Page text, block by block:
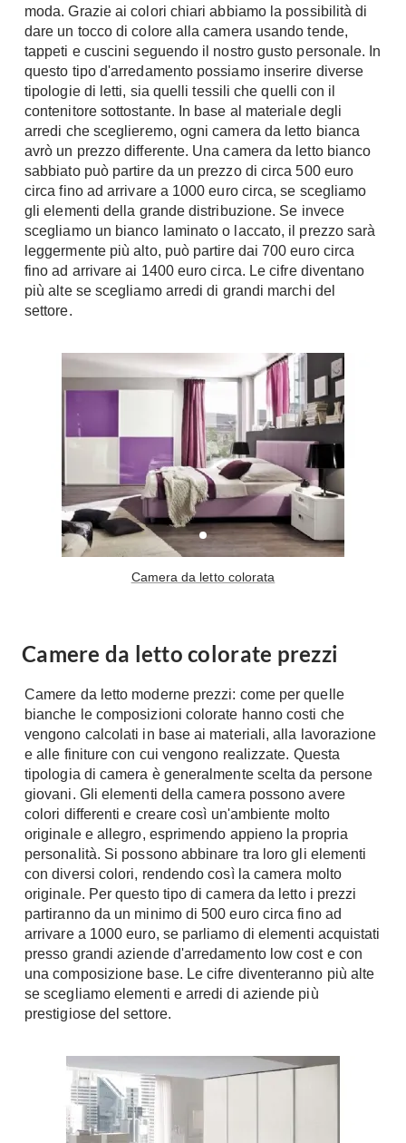
Armadi ante
Scorrevoli
Cabine Armadio
Armadi su misura
Armadi Angolo
I consigli sugli armadi
Camerette
Camerette Ragazzi
Camerette Bambini
Letti a Castello
Per Neonati
Materassi
Lattice
Memory Foam
Reti Letto
Cuscini
Consigli materassi
Bagno
Idromassaggio
Rubinetteria
Vasche da Bagno
Giardino
Arredo giardino
Tende da sole
Gazebo
Blindate
Porte Interne
Porte Scorrevoli
Portoni
Maniglie
Finestre
Finestre Pvc
Finestre Alluminio
Finestre Legno
Persiane
Scale Interni
Ringhiere
Rivestimenti
Ceramica
Cotto
Resina
Parquet
Carta da parati
Fai da Te
Fai da te in giardino
Il fai da te in bagno
Casa fai da te
Bricolage
moda. Grazie ai colori chiari abbiamo la possibilità di
dare un tocco di colore alla camera usando tende,
tappeti e cuscini seguendo il nostro gusto personale. In
questo tipo d'arredamento possiamo inserire diverse
tipologie di letti, sia quelli tessili che quelli con il
contenitore sottostante. In base al materiale degli
arredi che sceglieremo, ogni camera da letto bianca
avrò un prezzo differente. Una camera da letto bianco
sabbiato può partire da un prezzo di circa 500 euro
circa fino ad arrivare a 1000 euro circa, se scegliamo
gli elementi della grande distribuzione. Se invece
scegliamo un bianco laminato o laccato, il prezzo sarà
leggermente più alto, può partire dai 700 euro circa
fino ad arrivare ai 1400 euro circa. Le cifre diventano
più alte se scegliamo arredi di grandi marchi del
settore.
Camera da letto colorata
Camere da letto colorate prezzi
Camere da letto moderne prezzi: come per quelle
bianche le composizioni colorate hanno costi che
vengono calcolati in base ai materiali, alla lavorazione
e alle finiture con cui vengono realizzate. Questa
tipologia di camera è generalmente scelta da persone
giovani. Gli elementi della camera possono avere
colori differenti e creare così un'ambiente molto
originale e allegro, esprimendo appieno la propria
personalità. Si possono abbinare tra loro gli elementi
con diversi colori, rendendo così la camera molto
originale. Per questo tipo di camera da letto i prezzi
partiranno da un minimo di 500 euro circa fino ad
arrivare a 1000 euro, se parliamo di elementi acquistati
presso grandi aziende d'arredamento low cost e con
una composizione base. Le cifre diventeranno più alte
se scegliamo elementi e arredi di aziende più
prestigiose del settore.